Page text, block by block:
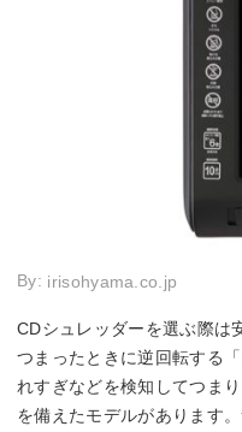
By: irisohyama.co.jp
CDシュレッダーを選ぶ際は
つまったときに逆回転する
れすぎなどを検知してつま
を備えたモデルがあります